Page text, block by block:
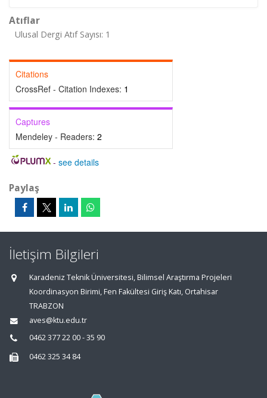
Atıflar
Ulusal Dergi Atıf Sayısı: 1
Citations
CrossRef - Citation Indexes: 1
Captures
Mendeley - Readers: 2
- see details
Paylaş
İletişim Bilgileri
Karadeniz Teknik Üniversitesi, Bilimsel Araştırma Projeleri
Koordinasyon Birimi, Fen Fakültesi Giriş Katı, Ortahisar
TRABZON
aves@ktu.edu.tr
0462 377 22 00 - 35 90
0462 325 34 84